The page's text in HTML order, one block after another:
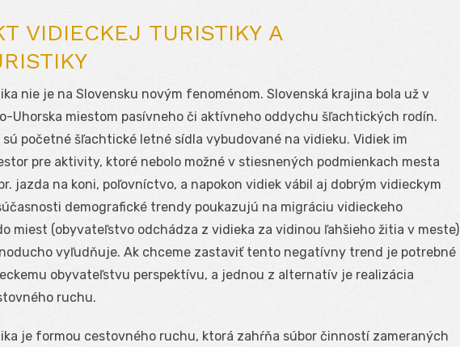
VIDIECKEJ TURISTIKY A
nie je na Slovensku novým fenoménom. Slovenská krajina bola už v
Uhorska miestom pasívneho či aktívneho oddychu šľachtických rodín.
sú početné šľachtické letné sídla vybudované na vidieku. Vidiek im
pre aktivity, ktoré nebolo možné v stiesnených podmienkach mesta
jazda na koni, poľovníctvo, a napokon vidiek vábil aj dobrým vidieckym
demografické trendy poukazujú na migráciu vidieckeho
miest (obyvateľstvo odchádza z vidieka za vidinou ľahšieho žitia v meste)
vyľudňuje. Ak chceme zastaviť tento negatívny trend je potrebné
obyvateľstvu perspektívu, a jednou z alternatív je realizácia
ruchu.
je formou cestovného ruchu, ktorá zahŕňa súbor činností zameraných